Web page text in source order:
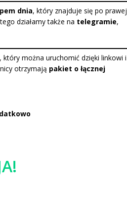
dnia, który znajduje się po prawej
działamy także na telegramie,
, który można uruchomić dzięki linkowi i
otrzymają pakiet o łącznej